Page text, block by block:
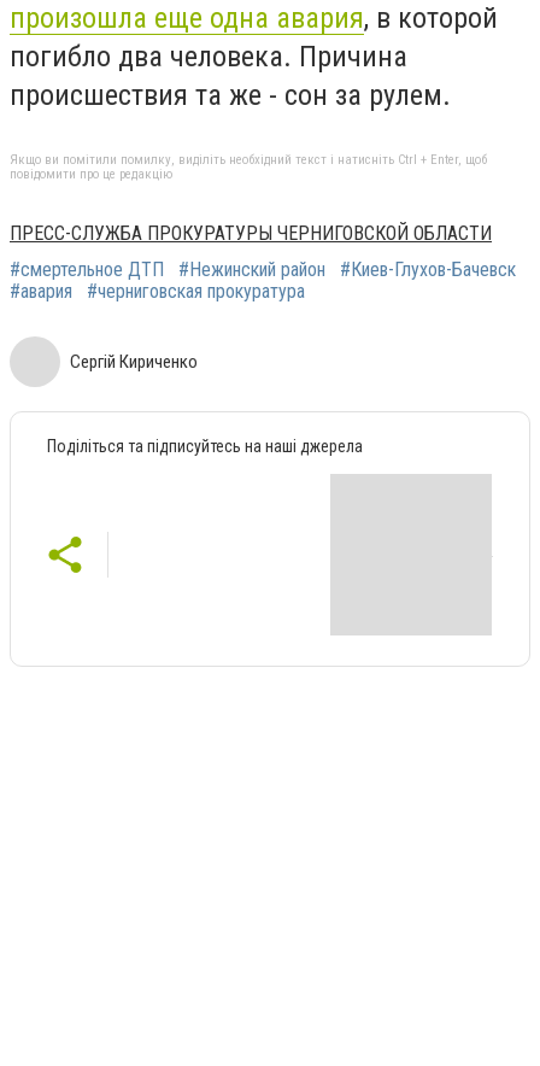
произошла еще одна авария, в которой
погибло два человека. Причина
происшествия та же - сон за рулем.
Якщо ви помітили помилку, виділіть необхідний текст і натисніть Ctrl + Enter, щоб
повідомити про це редакцію
ПРЕСС-СЛУЖБА ПРОКУРАТУРЫ ЧЕРНИГОВСКОЙ ОБЛАСТИ
#смертельное ДТП
#Нежинский район
#Киев-Глухов-Бачевск
#авария
#черниговская прокуратура
Сергій Кириченко
Поділіться та підписуйтесь на наші джерела